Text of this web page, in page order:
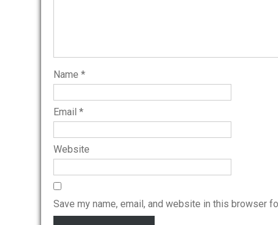
Name *
Email *
Website
Save my name, email, and website in this browser